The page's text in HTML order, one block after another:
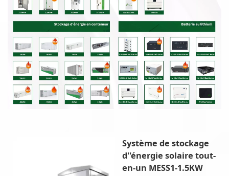
Système de stockage
d''énergie solaire tout-
en-un MESS1-1.5KW